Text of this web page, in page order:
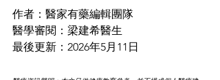
作者：醫家有藥編輯團隊
醫學審閱：梁建希醫生
最後更新：2026年5月 11日